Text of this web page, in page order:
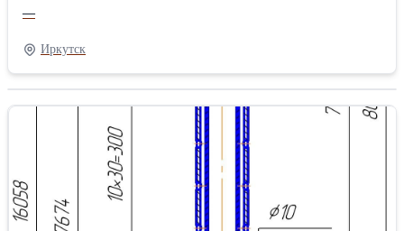
Ламинированное стекло - Это плотное соединение двух или
более листов стекла с помощью одной или более пленок (из
поливинилбутирата) под действием температуры и давления.
Стекло и пленки могут быть разных цветов и толщины
этом остаются приклеенными к пленке, и в целом панель
остается монолитной, что снижает риск получения травм.
Характеристики: Максимальный размер – 3000*16000 мм,
Минимальный размер – 100*300 мм. Внутренний слой:
поливинил бутил, декоративная пленка, сетка
—
Иркутск